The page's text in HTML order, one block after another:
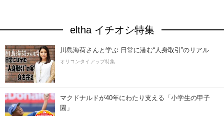
eltha イチオシ特集
川島海荷さんと学ぶ 日常に潜む“人身取引”のリアル
オリコンタイアップ特集
マクドナルドが40年にわたり支える「小学生の甲子
園」